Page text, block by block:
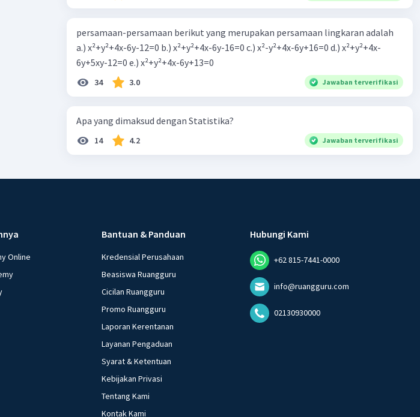
persamaan-persamaan berikut yang merupakan persamaan lingkaran adalah
a.) x²+y²+4x-6y-12=0 b.) x²+y²+4x-6y-16=0 c.) x²-y²+4x-6y+16=0 d.) x²+y²+4x-
6y+5xy-12=0 e.) x²+y²+4x-6y+13=0
34 3.0 Jawaban terverifikasi
Apa yang dimaksud dengan Statistika?
14 4.2 Jawaban terverifikasi
Online
Bantuan & Panduan
Kredensial Perusahaan
Beasiswa Ruangguru
Cicilan Ruangguru
Promo Ruangguru
Laporan Kerentanan
Layanan Pengaduan
Syarat & Ketentuan
Kebijakan Privasi
Tentang Kami
Kontak Kami
Hubungi Kami
+62 815-7441-0000
info@ruangguru.com
02130930000